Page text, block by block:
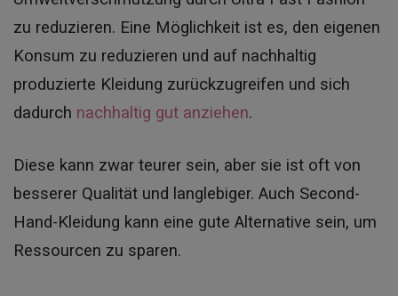
zu reduzieren. Eine Möglichkeit ist es, den eigenen
Konsum zu reduzieren und auf nachhaltig
produzierte Kleidung zurückzugreifen und sich
dadurch nachhaltig gut anziehen.
Diese kann zwar teurer sein, aber sie ist oft von
besserer Qualität und langlebiger. Auch Second-
Hand-Kleidung kann eine gute Alternative sein, um
Ressourcen zu sparen.